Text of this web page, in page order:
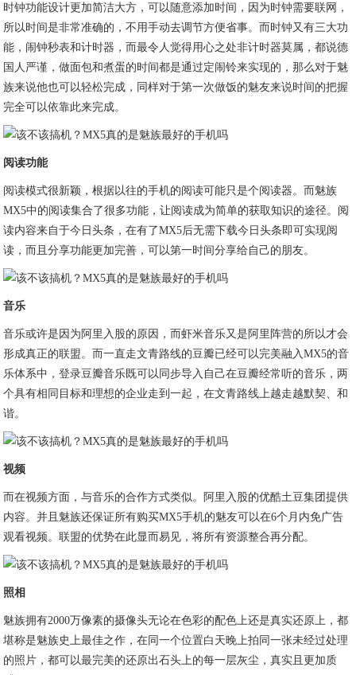
时钟功能设计更加简洁大方，可以随意添加时间，因为时钟需要联网，
所以时间是非常准确的，不用手动去调节方便省事。而时钟又有三大功
能，闹钟秒表和计时器，而最令人觉得用心之处非计时器莫属，都说德
国人严谨，做面包和煮蛋的时间都是通过定闹铃来实现的，那么对于魅
族来说他也可以轻松完成，同样对于第一次做饭的魅友来说时间的把握
完全可以依靠此来完成。
阅读功能
阅读模式很新颖，根据以往的手机的阅读可能只是个阅读器。而魅族
MX5中的阅读集合了很多功能，让阅读成为简单的获取知识的途径。阅
读内容来自于今日头条，在有了MX5后无需下载今日头条即可实现阅
读，而且分享功能更加完善，可以第一时间分享给自己的朋友。
音乐
音乐或许是因为阿里入股的原因，而虾米音乐又是阿里阵营的所以才会
形成真正的联盟。而一直走文青路线的豆瓣已经可以完美融入MX5的音
乐体系中，登录豆瓣音乐既可以同步导入自己在豆瓣经常听的音乐，两
个具有相同目标和理想的企业走到一起，在文青路线上越走越默契、和
谐。
视频
而在视频方面，与音乐的合作方式类似。阿里入股的优酷土豆集团提供
内容。并且魅族还保证所有购买MX5手机的魅友可以在6个月内免广告
观看视频。联盟的优势在此显而易见，将所有资源整合再分配。
照相
魅族拥有2000万像素的摄像头无论在色彩的配色上还是真实还原上，都
堪称是魅族史上最佳之作，在同一个位置白天晚上拍同一张未经过处理
的照片，都可以最完美的还原出石头上的每一层灰尘，真实且更加质